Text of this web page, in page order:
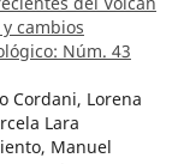
cambios
Núm. 43
Cordani, Lorena
Lara
Manuel